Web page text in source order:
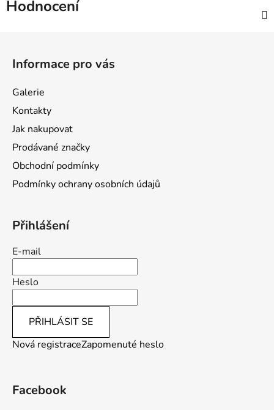
Hodnocení
Informace pro vás
Galerie
Kontakty
Jak nakupovat
Prodávané značky
Obchodní podmínky
Podmínky ochrany osobních údajů
Přihlášení
E-mail
Heslo
PŘIHLÁSIT SE
Nová registraceZapomenuté heslo
Facebook